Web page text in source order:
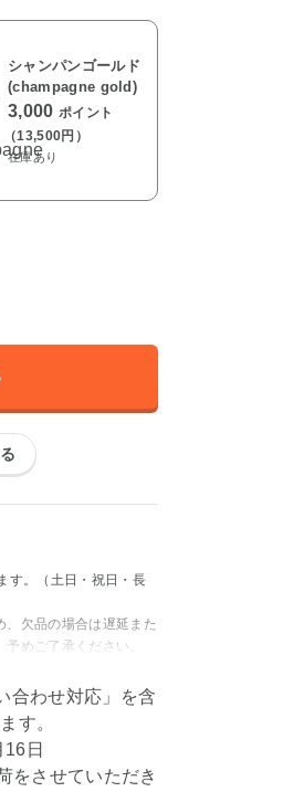
シャンパンゴールド
(champagne gold)
3,000 ポイント
（13,500円）
在庫あり
す。（土日・祝日・長
欠品の場合は遅延また
めご了承ください。
合わせ対応」を含
す。
日
をさせていただき